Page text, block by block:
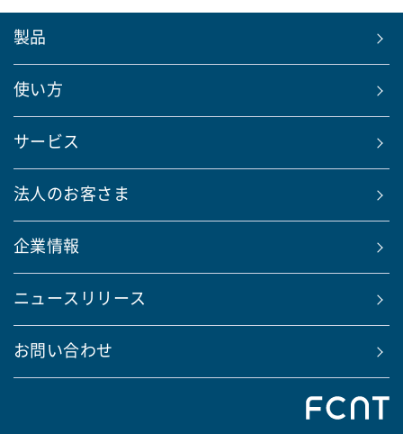
製品
使い方
サービス
法人のお客さま
企業情報
ニュースリリース
お問い合わせ